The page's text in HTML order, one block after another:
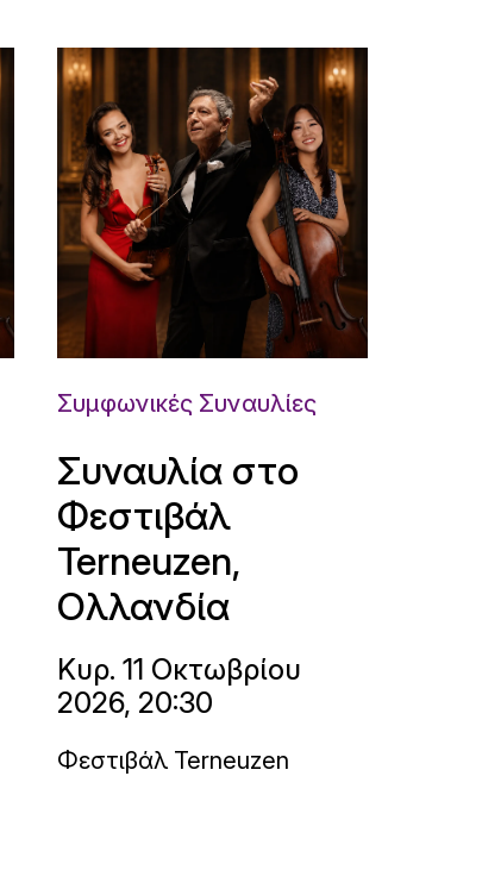
Συμφωνικές Συναυλίες
Συναυλία στο
Φεστιβάλ
Terneuzen,
Ολλανδία
Κυρ. 11 Οκτωβρίου
2026, 20:30
Φεστιβάλ Terneuzen